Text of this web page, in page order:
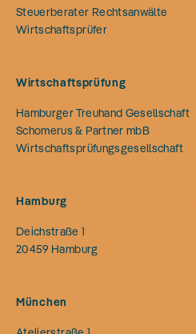
Steuerberater Rechtsanwälte
Wirtschaftsprüfer
Wirtschaftsprüfung
Hamburger Treuhand Gesellschaft
Schomerus & Partner mbB
Wirtschaftsprüfungsgesellschaft
Hamburg
Deichstraße 1
20459 Hamburg
München